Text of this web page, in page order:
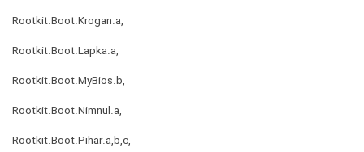
Rootkit.Boot.Krogan.a,
Rootkit.Boot.Lapka.a,
Rootkit.Boot.MyBios.b,
Rootkit.Boot.Nimnul.a,
Rootkit.Boot.Pihar.a,b,c,